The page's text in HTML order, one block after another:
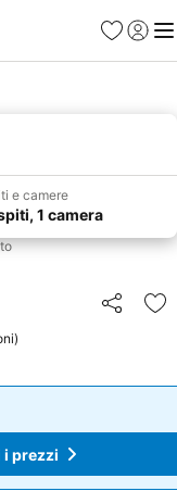
PreferitiAccedi
e camere
1 camera
Condividi
)
i prezzi